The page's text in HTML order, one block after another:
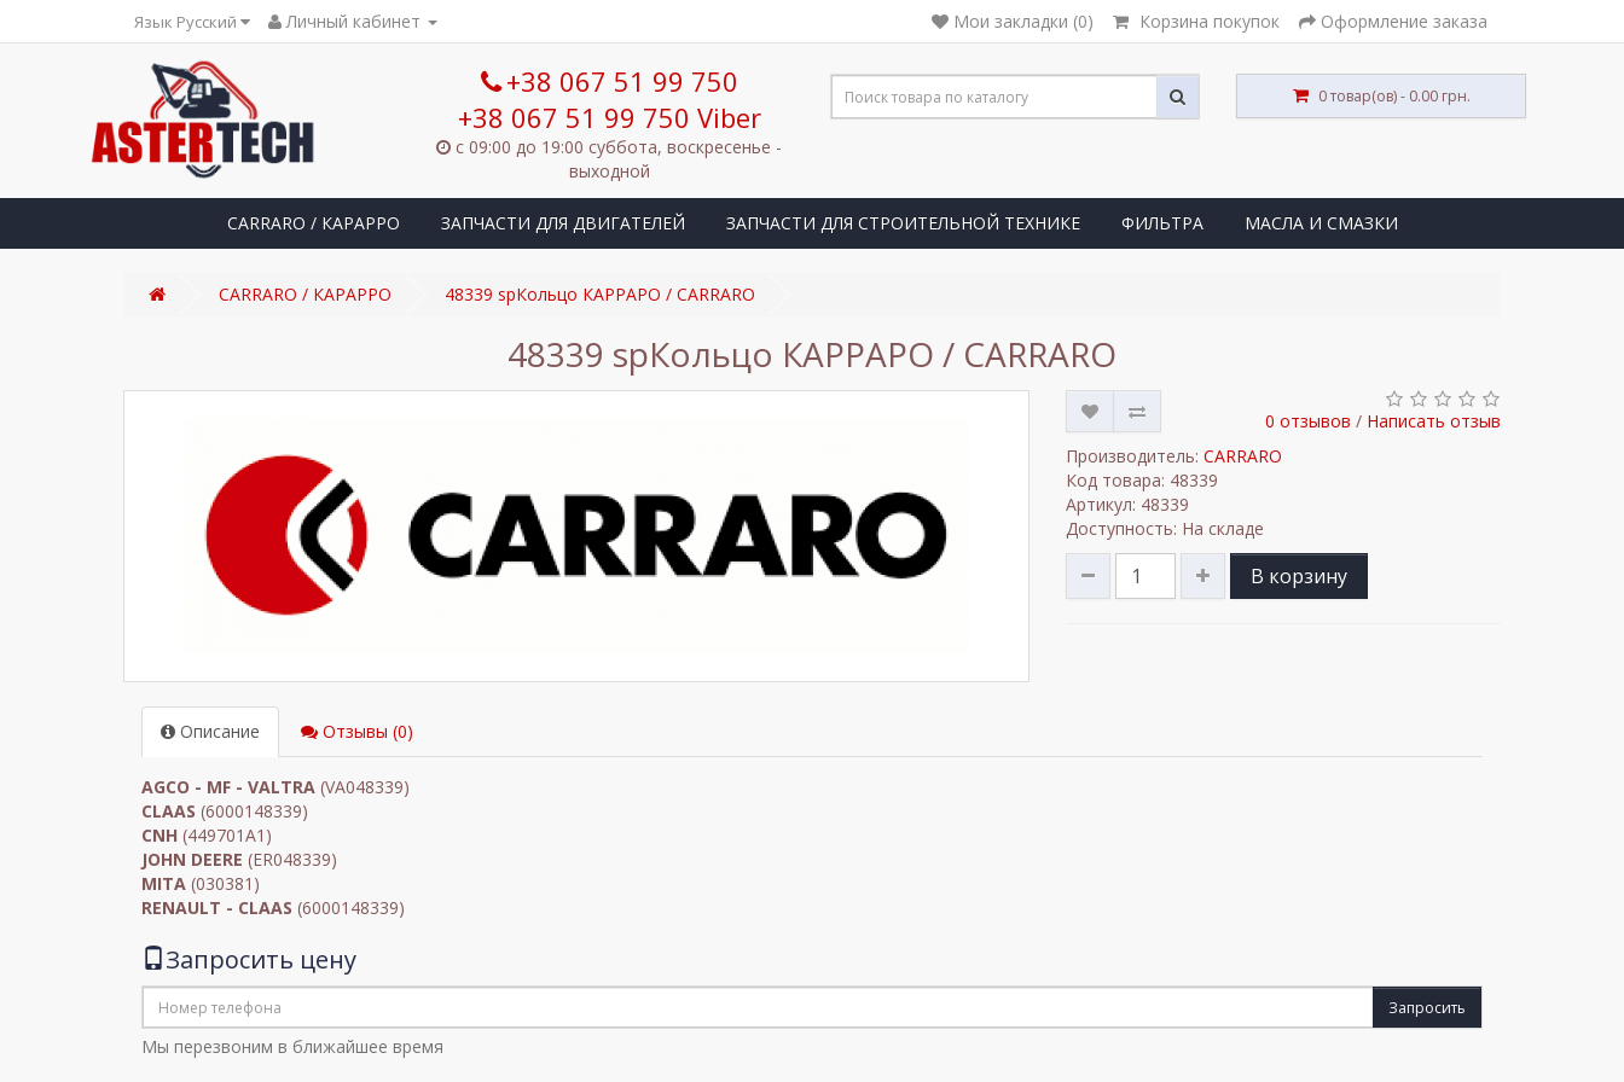
Язык Русский Личный кабинет Мои закладки (0) Корзина покупок Оформление заказа
+38 067 51 99 750
+38 067 51 99 750 Viber
с 09:00 до 19:00 суббота, воскресенье -
выходной
0 товар(ов) - 0.00 грн.
CARRARO / КАРАРРО ЗАПЧАСТИ ДЛЯ ДВИГАТЕЛЕЙ ЗАПЧАСТИ ДЛЯ СТРОИТЕЛЬНОЙ ТЕХНИКЕ ФИЛЬТРА МАСЛА И СМАЗКИ
CARRARO / КАРАРРО 48339 spКольцо КАРРАРО / CARRARO
48339 spКольцо КАРРАРО / CARRARO
0 отзывов / Написать отзыв
Производитель: CARRARO
Код товара: 48339
Артикул: 48339
Доступность: На складе
В корзину
Описание Отзывы (0)
AGCO - MF - VALTRA (VA048339)
CLAAS (6000148339)
CNH (449701A1)
JOHN DEERE (ER048339)
MITA (030381)
RENAULT - CLAAS (6000148339)
Запросить цену
Запросить
Мы перезвоним в ближайшее время